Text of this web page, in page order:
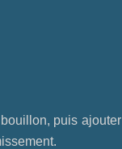
puis ajouter